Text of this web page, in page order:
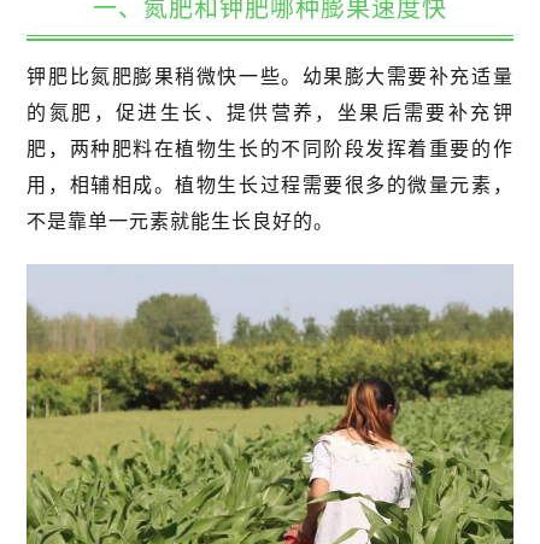
一、氮肥和钾肥哪种膨果速度快
钾肥比氮肥膨果稍微快一些。幼果膨大需要补充适量
的氮肥，促进生长、提供营养，坐果后需要补充钾
肥，两种肥料在植物生长的不同阶段发挥着重要的作
用，相辅相成。植物生长过程需要很多的微量元素，
不是靠单一元素就能生长良好的。